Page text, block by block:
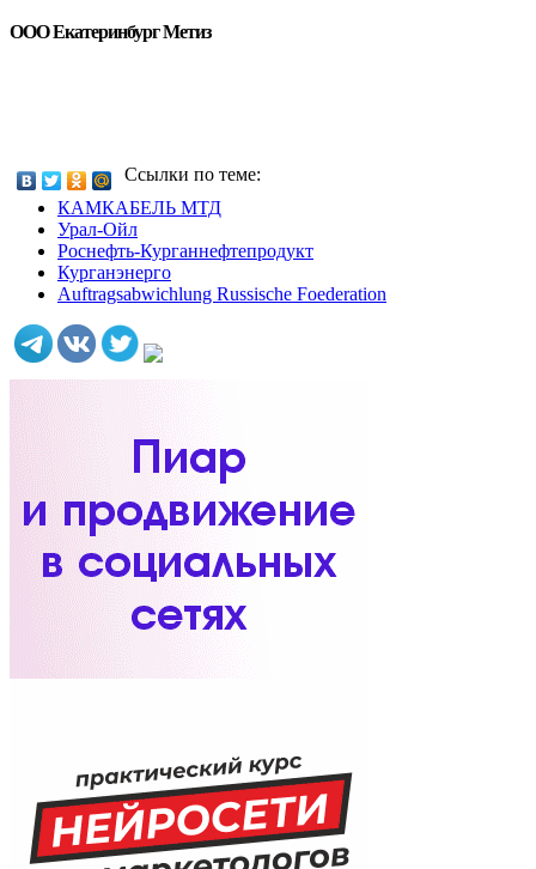
ООО Екатеринбург Метиз
Ссылки по теме:
КАМКАБЕЛЬ МТД
Урал-Ойл
Роснефть-Курганнефтепродукт
Курганэнерго
Auftragsabwichlung Russische Foederation